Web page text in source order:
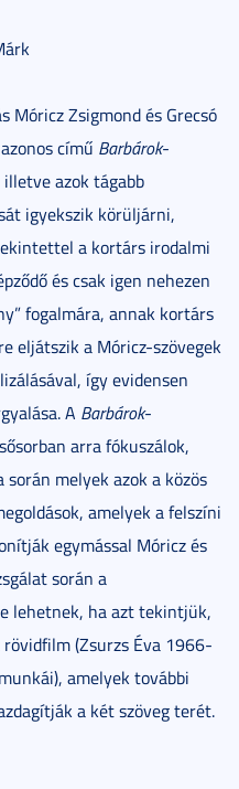
Móricz Zsigmond és Grecsó
című Barbárok-
azok tágabb
igyekszik körüljárni,
a kortárs irodalmi
és csak igen nehezen
fogalmára, annak kortárs
eljátszik a Móricz-szövegek
így evidensen
A Barbárok-
arra fókuszálok,
során melyek azok a közös
amelyek a felszíni
egymással Móricz és
során a
lehetnek, ha azt tekintjük,
(Zsurzs Éva 1966-
amelyek további
a két szöveg terét.